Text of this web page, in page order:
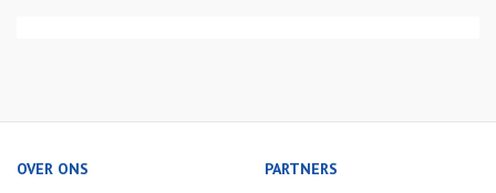
OVER ONS PARTNERS